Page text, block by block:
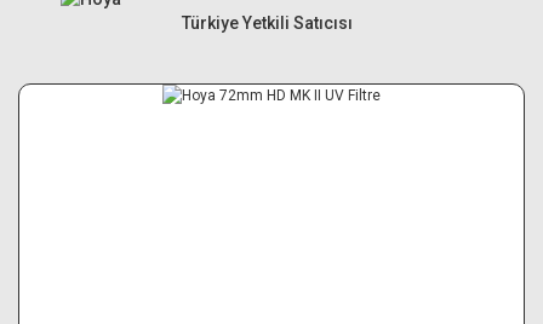
Türkiye Yetkili Satıcısı